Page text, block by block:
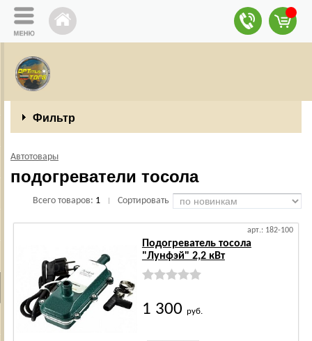
Фильтр
Автотовары
подогреватели тосола
Всего товаров: 1 Сортировать
арт.: 182-100
Подогреватель тосола
"Лунфэй" 2,2 кВт
1 300 руб.